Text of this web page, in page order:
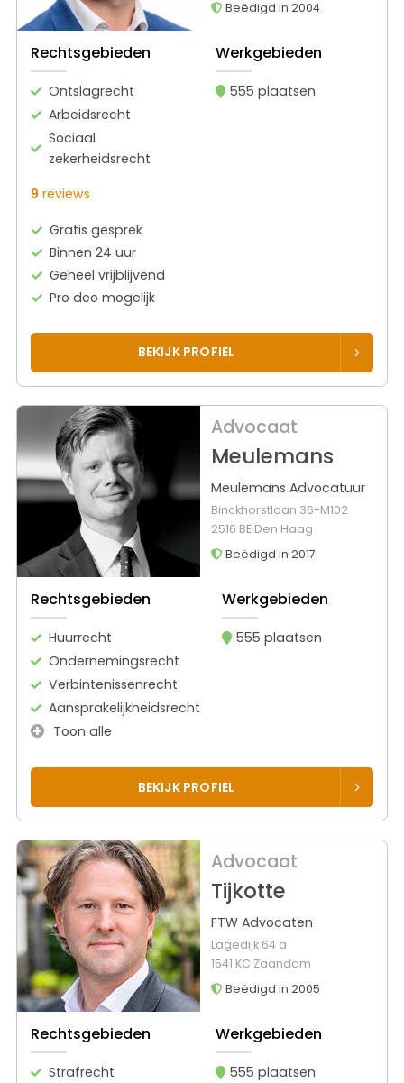
Beëdigd in 2004
Rechtsgebieden
Ontslagrecht
Arbeidsrecht
Sociaal
zekerheidsrecht
Werkgebieden
555 plaatsen
9 reviews
Gratis gesprek
Binnen 24 uur
Geheel vrijblijvend
Pro deo mogelijk
BEKIJK PROFIEL
Advocaat
Meulemans
Meulemans Advocatuur
Binckhorstlaan 36-M102
2516 BE Den Haag
Beëdigd in 2017
Rechtsgebieden
Huurrecht
Ondernemingsrecht
Verbintenissenrecht
Aansprakelijkheidsrecht
Toon alle
Werkgebieden
555 plaatsen
BEKIJK PROFIEL
Advocaat
Tijkotte
FTW Advocaten
Lagedijk 64 a
1541 KC Zaandam
Beëdigd in 2005
Rechtsgebieden
Strafrecht
Werkgebieden
555 plaatsen